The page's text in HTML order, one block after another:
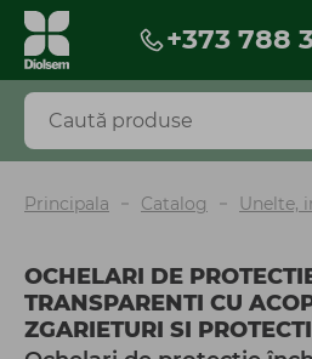
+373 788
Produse
BESTSELLERS
Pesticide
Îngrășăminte și fertilizanți
Seminţe
Torf și scoarță
Principala Catalog Unelte,
OCHELARI DE
TRANSPARENTI CU
ZGARIETURI SI